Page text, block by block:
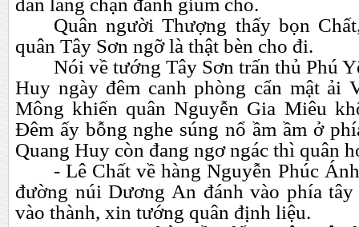
Quân người Thượng thấy bọn
quân Tây Sơn ngỡ là thật bèn cho đi.
Nói về tướng Tây Sơn trấn thủ Phú
Huy ngày đêm canh phòng cẩn mật ải
Mông khiến quân Nguyễn Gia Miêu
Đêm ấy bỗng nghe súng nổ ầm ầm ở
Quang Huy còn đang ngơ ngác thì quân
- Lê Chất về hàng Nguyễn Phúc
đường núi Dương An đánh vào phía
vào thành, xin tướng quân định liệu.